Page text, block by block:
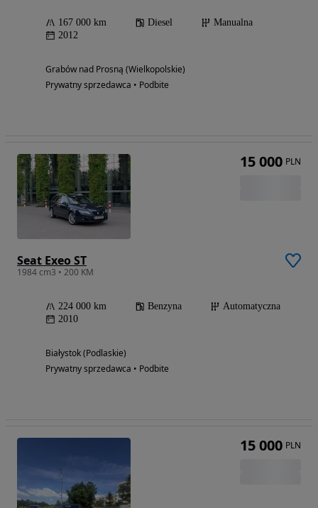
167 000 km Diesel
Manualna
2012
Grabów nad Prosną (Wielkopolskie)
Prywatny sprzedawca • Podbite
Seat Exeo ST
1984 cm3 • 200 KM
224 000 km Benzyna
Automatyczna
2010
Białystok (Podlaskie)
Prywatny sprzedawca • Podbite
15 000 PLN
15 000 PLN